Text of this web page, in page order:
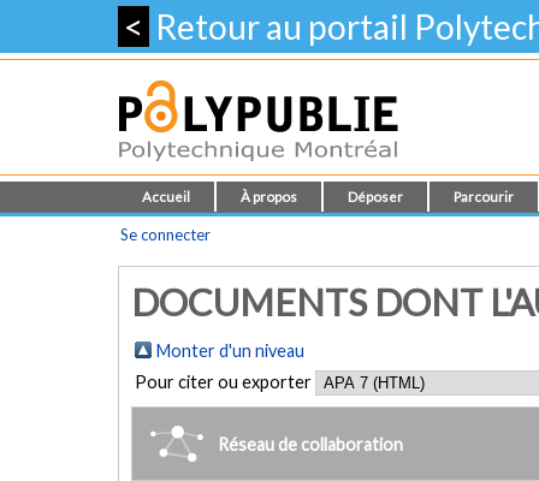
< Retour au portail
Accueil À propos Déposer Parcourir
Se connecter
DOCUMENTS DONT
Monter d'un niveau
Pour citer ou exporter
Réseau de collaboration